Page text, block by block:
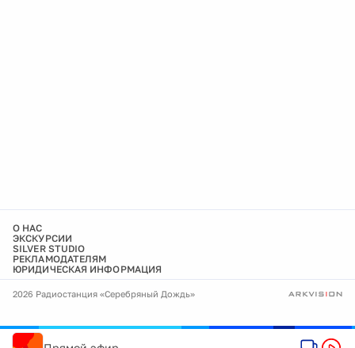
О НАС
ЭКСКУРСИИ
SILVER STUDIO
РЕКЛАМОДАТЕЛЯМ
ЮРИДИЧЕСКАЯ ИНФОРМАЦИЯ
2026 Радиостанция «Серебряный Дождь»